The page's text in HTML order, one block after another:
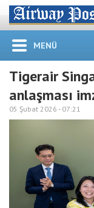
MENÜ
Tigerair
anlaşması
05 Şubat 2026 - 07:21